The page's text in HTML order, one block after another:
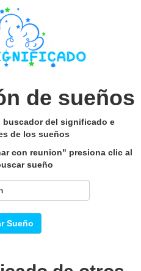
de sueños
del significado e
de los sueños
con reunion" presiona clic al
sueño
Sueño